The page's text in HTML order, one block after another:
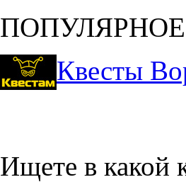
ПОПУЛЯРНОЕ
Квесты
Ищете в какой